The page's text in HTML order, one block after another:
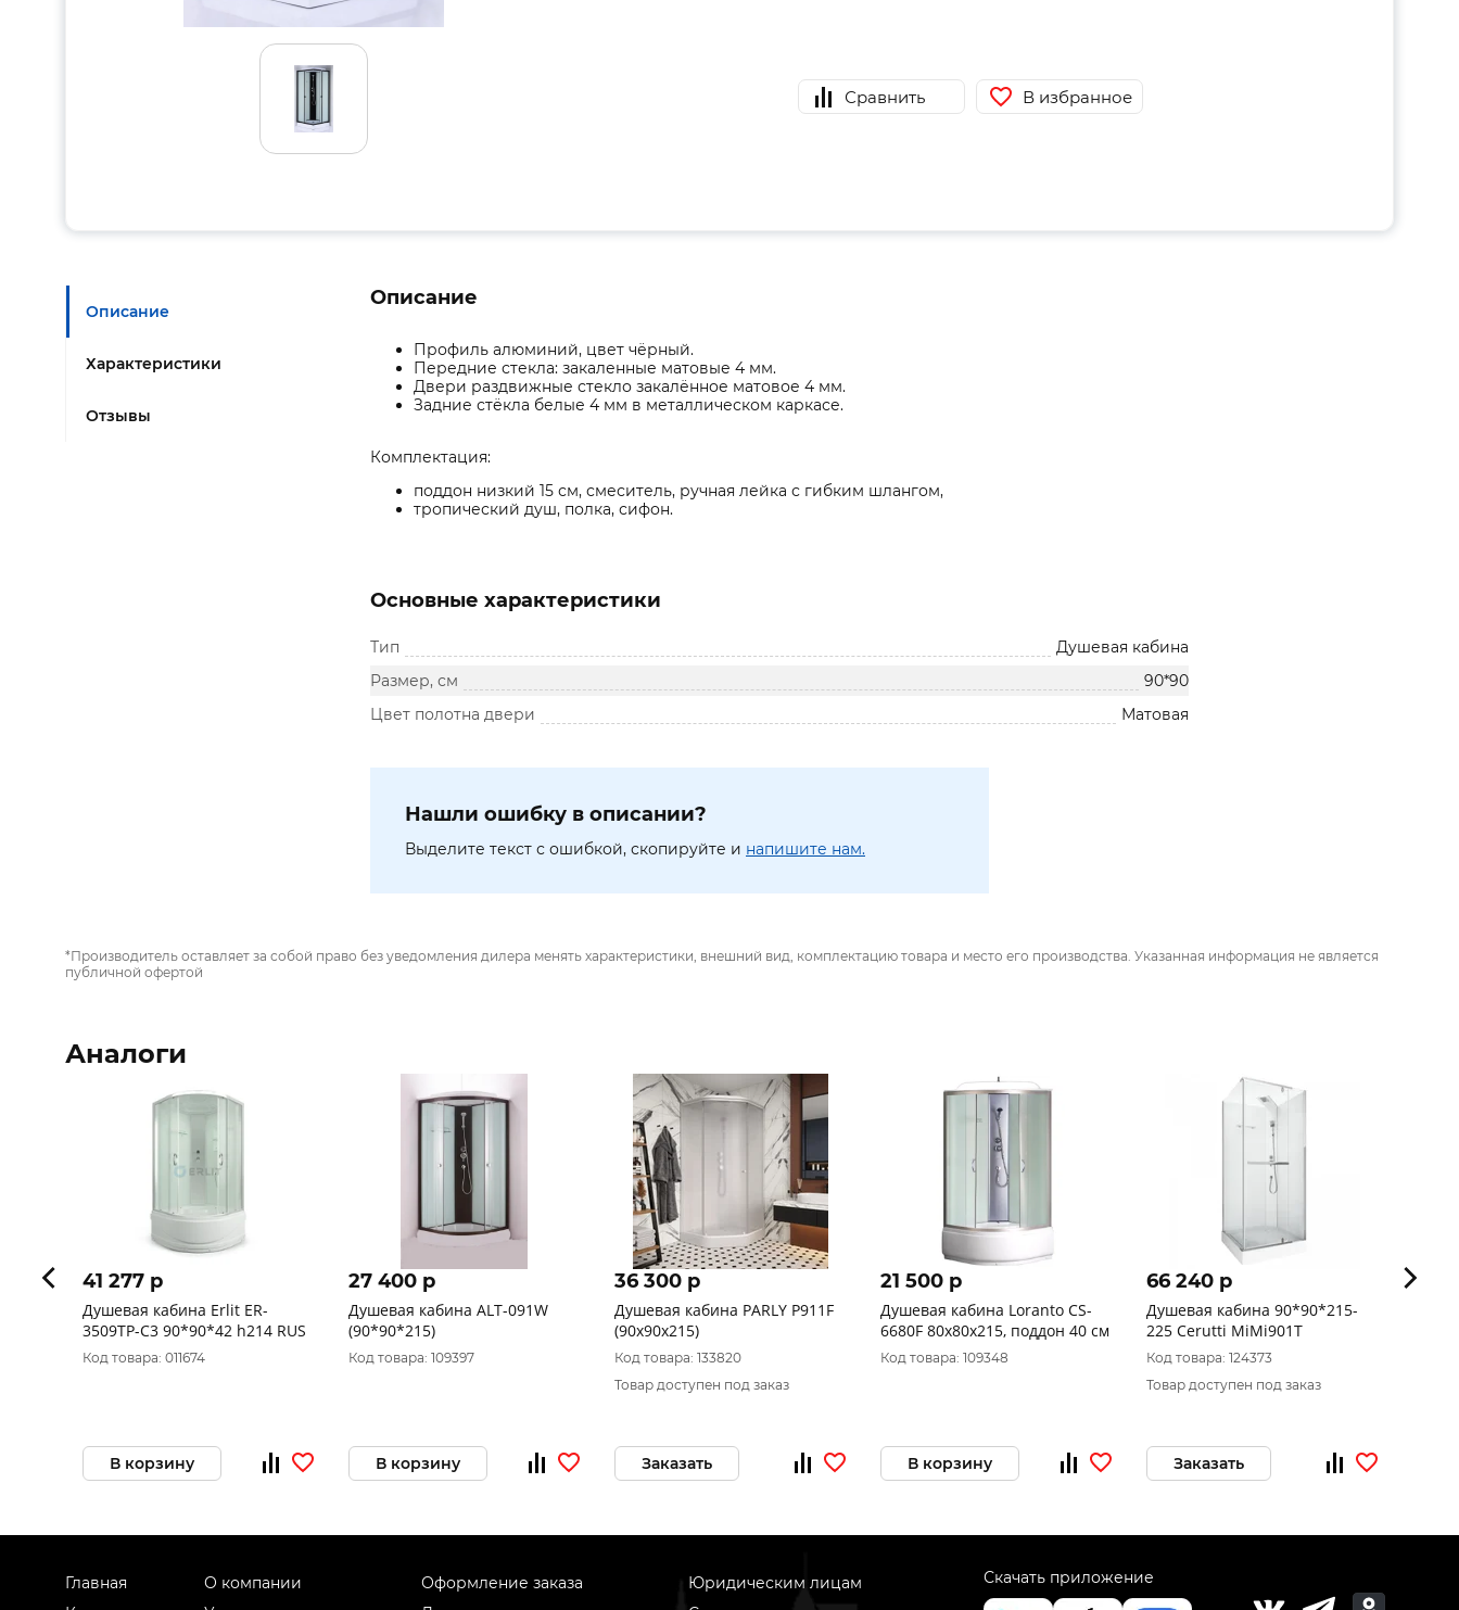
Сравнить В избранное
Описание
Характеристики
Отзывы
Описание
Профиль алюминий, цвет чёрный.
Передние стекла: закаленные матовые 4 мм.
Двери раздвижные стекло закалённое матовое 4 мм.
Задние стёкла белые 4 мм в металлическом каркасе.
Комплектация:
поддон низкий 15 см, смеситель, ручная лейка с гибким шлангом,
тропический душ, полка, сифон.
Основные характеристики
Тип
Душевая кабина
Размер, см
90*90
Цвет полотна двери
Матовая
Нашли ошибку в описании?
Выделите текст с ошибкой, скопируйте и напишите нам.
*Производитель оставляет за собой право без уведомления дилера менять характеристики, внешний вид, комплектацию товара и место его производства. Указанная информация не является
публичной офертой
Аналоги
41 277 p
Душевая кабина Erlit ER-
3509TP-C3 90*90*42 h214 RUS
Код товара: 011674
В корзину
27 400 p
Душевая кабина ALT-091W
(90*90*215)
Код товара: 109397
В корзину
36 300 p
Душевая кабина PARLY P911F
(90х90х215)
Код товара: 133820
Товар доступен под заказ
Заказать
21 500 p
Душевая кабина Loranto CS-
6680F 80х80х215, поддон 40 см
Код товара: 109348
В корзину
66 240 p
Душевая кабина 90*90*215-
225 Cerutti MiMi901T
Код товара: 124373
Товар доступен под заказ
Заказать
42
Главная
О компании
Оформление заказа
Юридическим лицам
Скачать приложение